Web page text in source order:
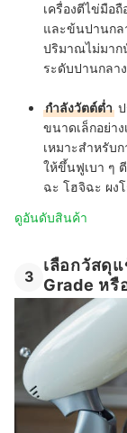
เครื่องตีไข่มือ
และข้นปานกล
ปริมาณไม่มาก
ระดับปานกลา
กำลังวัตต์ต่ำ
ขนาดเล็กอย่า
เหมาะสำหรับ
ให้ขึ้นฟูเบา ๆ
ฉะ โฮจิฉะ ผง
ดูอันดับสินค้า
3
เลือกวัสดุ
Grade หรื